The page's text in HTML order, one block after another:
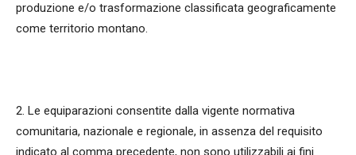
produzione e/o trasformazione classificata geograficamente
come territorio montano.
2. Le equiparazioni consentite dalla vigente normativa
comunitaria, nazionale e regionale, in assenza del requisito
indicato al comma precedente, non sono utilizzabili ai fini